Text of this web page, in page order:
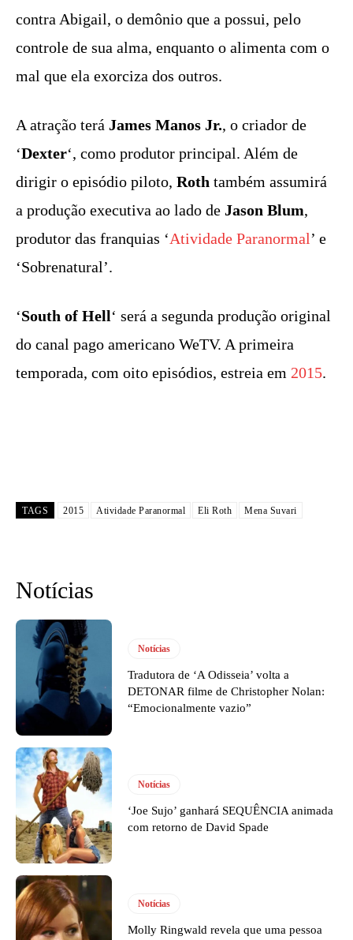
contra Abigail, o demônio que a possui, pelo
controle de sua alma, enquanto o alimenta com o
mal que ela exorciza dos outros.
A atração terá James Manos Jr., o criador de
‘Dexter‘, como produtor principal. Além de
dirigir o episódio piloto, Roth também assumirá
a produção executiva ao lado de Jason Blum,
produtor das franquias ‘Atividade Paranormal’ e
‘Sobrenatural’.
‘South of Hell‘ será a segunda produção original
do canal pago americano WeTV. A primeira
temporada, com oito episódios, estreia em 2015.
TAGS 2015 Atividade Paranormal Eli Roth Mena Suvari
Notícias
Notícias
Tradutora de ‘A Odisseia’ volta a
DETONAR filme de Christopher Nolan:
“Emocionalmente vazio”
Notícias
‘Joe Sujo’ ganhará SEQUÊNCIA animada
com retorno de David Spade
Notícias
Molly Ringwald revela que uma pessoa